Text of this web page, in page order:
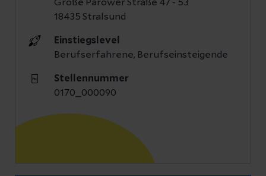
Große Parower Straße 47 - 53
18435 Stralsund
Einstiegslevel
Berufserfahrene, Berufseinsteigende
Stellennummer
0170_000090